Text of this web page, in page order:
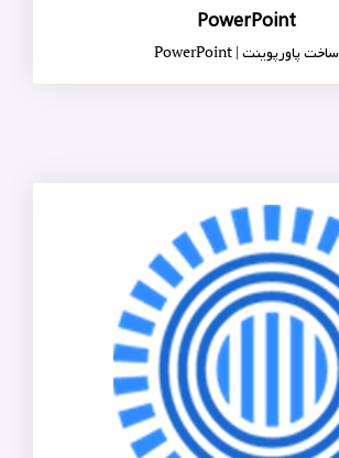
PowerPoint
ساخت پاورپوینت | PowerPoint